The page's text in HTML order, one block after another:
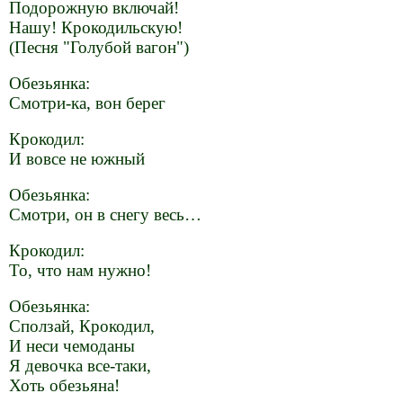
Подорожную включай!
Нашу! Крокодильскую!
(Песня "Голубой вагон")
Обезьянка:
Смотри-ка, вон берег
Крокодил:
И вовсе не южный
Обезьянка:
Смотри, он в снегу весь…
Крокодил:
То, что нам нужно!
Обезьянка:
Сползай, Крокодил,
И неси чемоданы
Я девочка все-таки,
Хоть обезьяна!